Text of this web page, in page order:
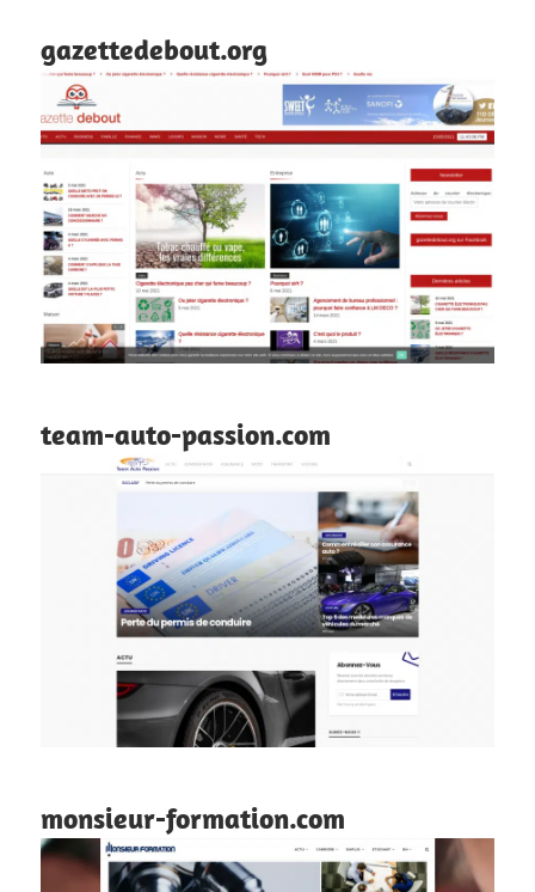
gazettedebout.org
team-auto-passion.com
monsieur-formation.com